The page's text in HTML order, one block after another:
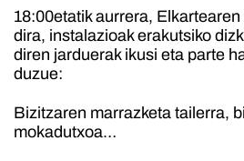
18:00etatik aurrera,
dira, instalazioak erakutsiko
diren jarduerak ikusi eta parte
duzue:
Bizitzaren marrazketa tailerra,
mokadutxoa…